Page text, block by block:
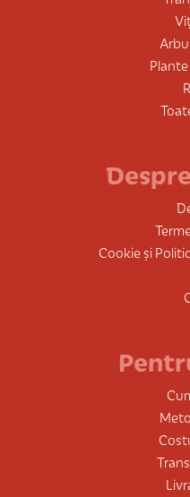
Cookie și